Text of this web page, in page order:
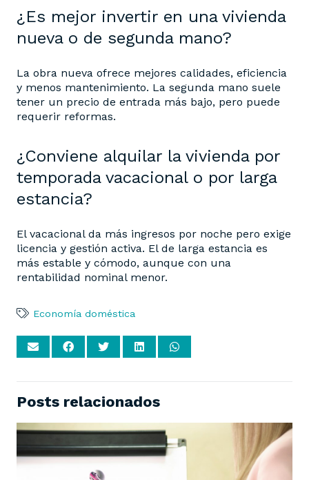
¿Es mejor invertir en una vivienda
nueva o de segunda mano?
La obra nueva ofrece mejores calidades, eficiencia
y menos mantenimiento. La segunda mano suele
tener un precio de entrada más bajo, pero puede
requerir reformas.
¿Conviene alquilar la vivienda por
temporada vacacional o por larga
estancia?
El vacacional da más ingresos por noche pero exige
licencia y gestión activa. El de larga estancia es
más estable y cómodo, aunque con una
rentabilidad nominal menor.
Economía doméstica
Posts relacionados